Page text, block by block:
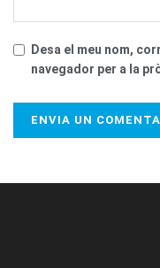
Desa el meu nom,
navegador per a la